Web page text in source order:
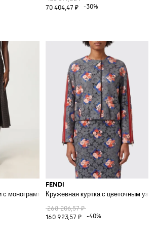
70 404,47 ₽
-30%
с монограммным узором
FENDI
Кружевная куртка с цветочным
268 206,57 ₽
160 923,57 ₽
-40%